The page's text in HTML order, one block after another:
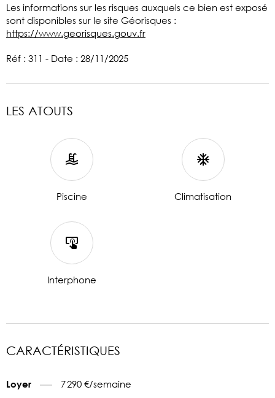
Les informations sur les risques auxquels ce bien est exposé
sont disponibles sur le site Géorisques :
https://www.georisques.gouv.fr
Réf : 311 - Date : 28/11/2025
LES ATOUTS
Piscine Climatisation
Interphone
CARACTÉRISTIQUES
Loyer 7 290 €/semaine